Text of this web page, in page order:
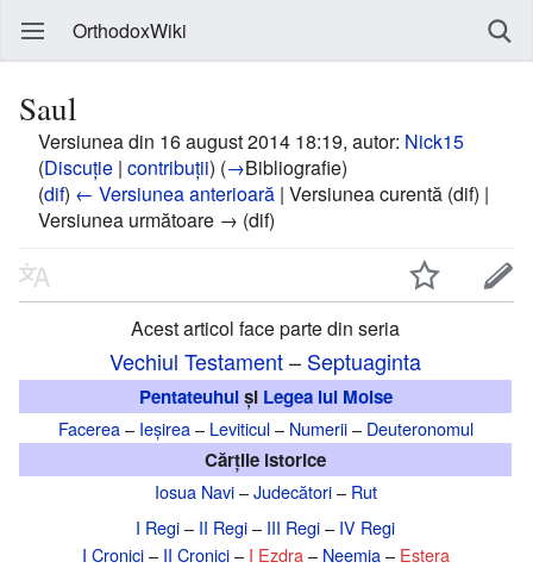
OrthodoxWiki
Saul
Versiunea din 16 august 2014 18:19, autor: Nick15
(Discuție | contribuții) (→Bibliografie)
(dif) ← Versiunea anterioară | Versiunea curentă (dif) |
Versiunea următoare → (dif)
Acest articol face parte din seria
Vechiul Testament– Septuaginta
Pentateuhulși Legea lui Moise
Facerea– Ieșirea– Leviticul– Numerii– Deuteronomul
Cărțile istorice
Iosua Navi–Judecători– Rut
I Regi– II Regi– III Regi– IV Regi
I Cronici– II Cronici– I Ezdra – Neemia– Estera